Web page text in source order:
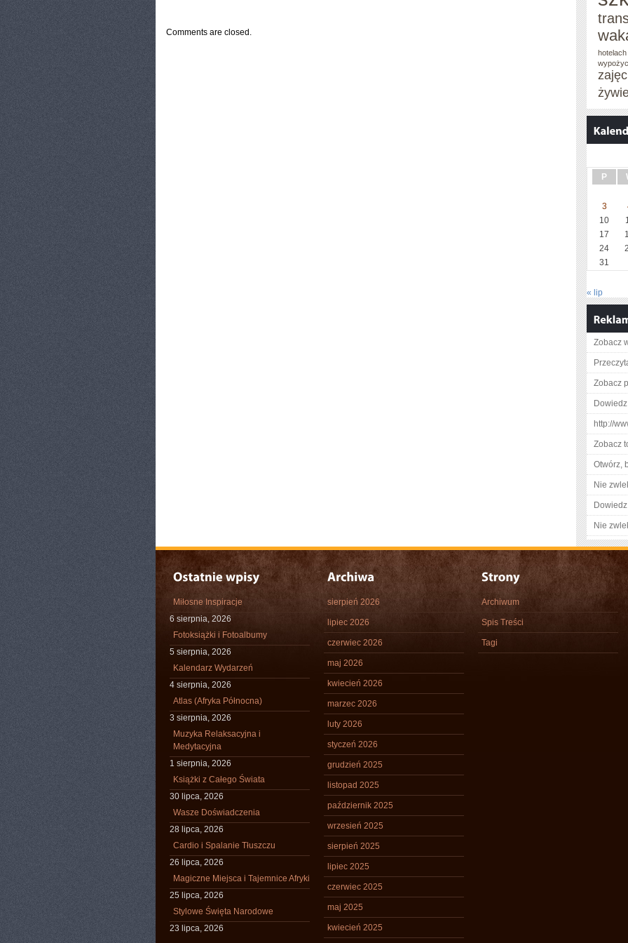
Comments are closed.
hotelach
P
3
10
17
24
31
« lip
Zobacz
Zobacz
http://
Zobacz
Otwórz,
Nie
Nie
Miłosne Inspiracje
6 sierpnia, 2026
Fotoksiążki i Fotoalbumy
5 sierpnia, 2026
Kalendarz Wydarzeń
4 sierpnia, 2026
Atlas (Afryka Północna)
3 sierpnia, 2026
Muzyka Relaksacyjna i
Medytacyjna
1 sierpnia, 2026
Książki z Całego Świata
30 lipca, 2026
Wasze Doświadczenia
28 lipca, 2026
Cardio i Spalanie Tłuszczu
26 lipca, 2026
Magiczne Miejsca i Tajemnice Afryki
25 lipca, 2026
Stylowe Święta Narodowe
23 lipca, 2026
sierpień 2026
lipiec 2026
czerwiec 2026
maj 2026
kwiecień 2026
marzec 2026
luty 2026
styczeń 2026
grudzień 2025
listopad 2025
październik 2025
wrzesień 2025
sierpień 2025
lipiec 2025
czerwiec 2025
maj 2025
kwiecień 2025
Archiwum
Spis Treści
Tagi